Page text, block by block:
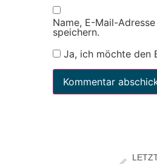
Name, E-Mail-
speichern.
Ja, ich möchte den